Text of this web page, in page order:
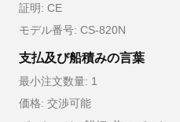
証明: CE
モデル番号: CS-820N
支払及び船積みの言葉
最小注文数量: 1
価格: 交渉可能